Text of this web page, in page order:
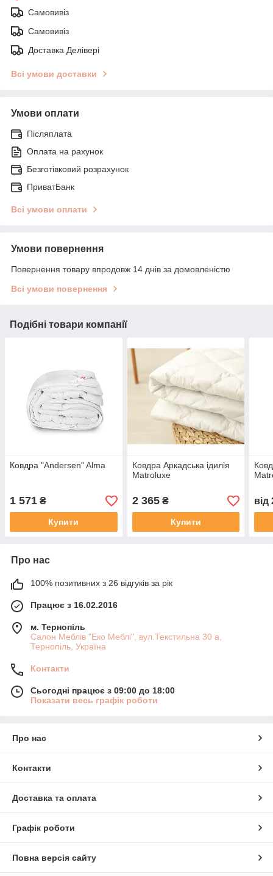
Самовивіз
Самовивіз
Доставка Делівері
Всі умови доставки
Умови оплати
Післяплата
Оплата на рахунок
Безготівковий розрахунок
ПриватБанк
Всі умови оплати
Умови повернення
Повернення товару впродовж 14 днів за домовленістю
Всі умови повернення
Подібні товари компанії
Ковдра "Andersen" Alma
1 571 ₴
Купити
Ковдра Аркадська ідилія
Matroluxe
2 365₴
Купити
від
Про нас
100% позитивних з 26 відгуків за рік
Працює з 16.02.2016
м. Тернопіль
Салон Меблів "Еко Меблі", вул.Текстильна 30 а,
Тернопіль, Україна
Контакти
Сьогодні працює з 09:00 до 18:00
Показати весь графік роботи
Про нас
Контакти
Доставка та оплата
Графік роботи
Повна версія сайту